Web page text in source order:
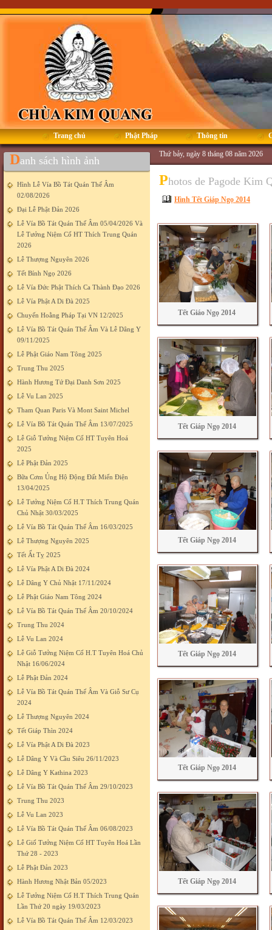
Trang chủ Phật Pháp Thông tin
Danh sách hình ảnh
Hình Lễ Vía Bồ Tát Quán Thế Âm
02/08/2026
Đại Lễ Phật Đản 2026
Lễ Vía Bồ Tát Quán Thế Âm 05/04/2026 Và
Lễ Tưởng Niệm Cố HT Thích Trung Quán
2026
Lễ Thượng Nguyên 2026
Tết Bính Ngọ 2026
Lễ Vía Đức Phật Thích Ca Thành Đạo 2026
Lễ Vía Phật A Di Đà 2025
Chuyến Hoằng Pháp Tại VN 12/2025
Lễ Vía Bồ Tát Quán Thế Âm Và Lễ Dâng Y
09/11/2025
Lễ Phật Giáo Nam Tông 2025
Trung Thu 2025
Hành Hương Tứ Đại Danh Sơn 2025
Lễ Vu Lan 2025
Tham Quan Paris Và Mont Saint Michel
Lễ Vía Bồ Tát Quán Thế Âm 13/07/2025
Lễ Giỗ Tưởng Niệm Cố HT Tuyên Hoá
2025
Lễ Phật Đản 2025
Bữa Cơm Ủng Hộ Động Đất Miến Điện
13/04/2025
Lễ Tưởng Niệm Cố H.T Thích Trung Quán
Chủ Nhật 30/03/2025
Lễ Vía Bồ Tát Quán Thế Âm 16/03/2025
Lễ Thượng Nguyên 2025
Tết Ất Tỵ 2025
Lễ Vía Phật A Di Đà 2024
Lễ Dâng Y Chủ Nhật 17/11/2024
Lễ Phật Giáo Nam Tông 2024
Lễ Vía Bồ Tát Quán Thế Âm 20/10/2024
Trung Thu 2024
Lễ Vu Lan 2024
Lễ Giỗ Tưởng Niệm Cố H.T Tuyên Hoá Chủ
Nhật 16/06/2024
Lễ Phật Đản 2024
Lễ Vía Bồ Tát Quán Thế Âm Và Giỗ Sư Cụ
2024
Lễ Thượng Nguyên 2024
Tết Giáp Thìn 2024
Lễ Vía Phật A Di Đà 2023
Lễ Dâng Y Và Cầu Siêu 26/11/2023
Lễ Dâng Y Kathina 2023
Lễ Vía Bồ Tát Quán Thế Âm 29/10/2023
Trung Thu 2023
Lễ Vu Lan 2023
Lễ Vía Bồ Tát Quán Thế Âm 06/08/2023
Lễ Giố Tưởng Niệm Cố HT Tuyên Hoá Lần
Thứ 28 - 2023
Lễ Phật Đản 2023
Hành Hương Nhật Bản 05/2023
Lễ Tưởng Niệm Cố H.T Thích Trung Quán
Lần Thứ 20 ngày 19/03/2023
Lễ Vía Bồ Tát Quán Thế Âm 12/03/2023
Thứ bảy, ngày 8 tháng 08 năm 2026
Photos de Pagode Kim
Hình Tết Giáp Ngọ 2014
Tết Giáo Ngọ 2014
Tết Giáp Ngọ 2014
Tết Giáp Ngọ 2014
Tết Giáp Ngọ 2014
Tết Giáp Ngọ 2014
Tết Giáp Ngọ 2014